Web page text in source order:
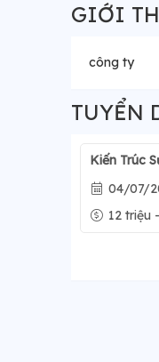
GIỚI
công ty
TUYỂN
Kiến Trúc
04/07/
12 triệu